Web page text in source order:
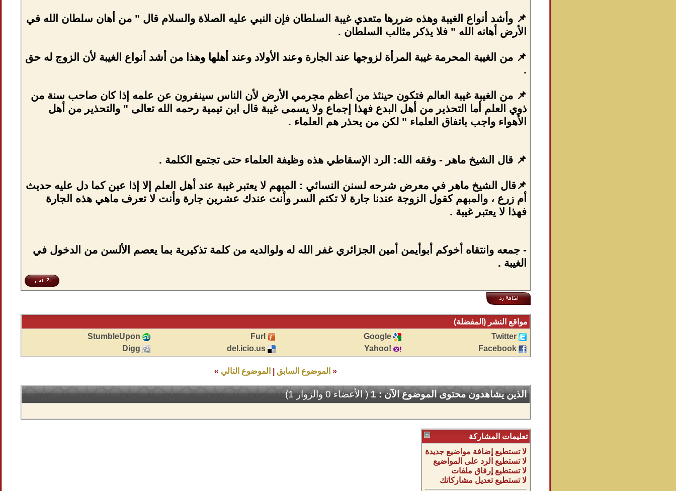
📌 وأشد أنواع الغيبة وهذه ضررها متعدي غيبة السلطان فإن النبي عليه الصلاة والسلام قال " من أهان سلطان الله في
الأرض أهانه الله " فلا يذكر مثالب السلطان .
📌 من الغيبة المحرمة غيبة المرأة لزوجها عند الجارة وعند الأولاد وعند أهلها وهذا من أشد أنواع الغيبة لأن الزوج له حق
.
📌 من الغيبة غيبة العالم فتكون حينئذ من أعظم مجرمي الأرض لأن الناس سينفرون عن علمه إذا كان صاحب سنة من
ذوي العلم أما التحذير من أهل البدع فهذا إجماع ولا يسمى غيبة قال ابن تيمية رحمه الله تعالى " والتحذير من أهل
الأهواء واجب باتفاق العلماء " لكن من يحذر هم العلماء .
📌 قال الشيخ ماهر - وفقه الله: الرد الإسقاطي هذه وظيفة العلماء حتى تجتمع الكلمة .
📌قال الشيخ ماهر في معرض شرحه لسنن النسائي : المبهم لا يعتبر غيبة عند أهل العلم إلا إذا عين كما دل عليه حديث
أم زرع ، والمبهم كقول الزوجة عندنا جارة لا تكتم السر وأنت عندك عشرين جارة وأنت لا تعرف ماهي هذه الجارة
فهذا لا يعتبر غيبة .
- جمعه وانتقاه أخوكم أبوأيمن أمين الجزائري غفر الله له ولوالديه من كلمة تذكيرية بما يعصم الألسن من الدخول في
الغيبة .
مواقع النشر (المفضلة)
Twitter
Google
Furl
StumbleUpon
Facebook
!Yahoo
del.icio.us
Digg
« الموضوع السابق الموضوع التالي »
الذين يشاهدون محتوى الموضوع الآن : 1 ( الأعضاء 0 والزوار 1)
تعليمات المشاركة
لا تستطيع إضافة مواضيع جديدة
لا تستطيع الرد على المواضيع
لا تستطيع إرفاق ملفات
لا تستطيع تعديل مشاركاتك